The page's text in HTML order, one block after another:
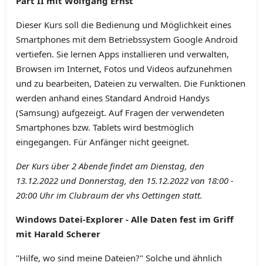
Dieser Kurs soll die Bedienung und Möglichkeit eines
Smartphones mit dem Betriebssystem Google Android
vertiefen. Sie lernen Apps installieren und verwalten,
Browsen im Internet, Fotos und Videos aufzunehmen
und zu bearbeiten, Dateien zu verwalten. Die Funktionen
werden anhand eines Standard Android Handys
(Samsung) aufgezeigt. Auf Fragen der verwendeten
Smartphones bzw. Tablets wird bestmöglich
eingegangen. Für Anfänger nicht geeignet.
Der Kurs über 2 Abende findet am Dienstag, den
13.12.2022 und Donnerstag, den 15.12.2022 von 18:00 -
20:00 Uhr im Clubraum der vhs Oettingen statt.
Windows Datei-Explorer - Alle Daten fest im Griff
mit Harald Scherer
"Hilfe, wo sind meine Dateien?" Solche und ähnlich